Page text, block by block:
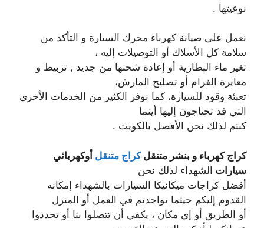
نوعيتها .
نعمل على صيانة كهرباء محرك السيارة و التأكد من
سلامة كل الأسلاك أو التوصيلات إليه ،
تغير ماء البطارية أو إعادة شحنها من جديد , تزبيط و
معايرة الفرام أو تصليح المارش،
تعبئة وقود للسيارة، كما نوفر الكثير من الخدمات الأخرى
التي قد تحتاجون إليها أينما
كنتم لذلك نحن الأفضل بالكويت .
كراج كهرباء و بنشر متنقلكراج متنقل أوكهربائي
سيارات الشهداء لذلك نحن
أفضل كراجات ميكانيكا السيارات بالشهداء إمكانه
القدوم إليكم حيثما تواجدتم في العمل أو المنزل
أو الطريق أو إي مكان ، يكفي أن تتصلوا بنا أو تحددوا